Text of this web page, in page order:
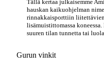
Tällä kertaa julkaisemme
hauskan kaikuohjelman
rinnakkaisporttiin
lisämuistittomassa
suuren tilan tunnetta tai
Gurun vinkit